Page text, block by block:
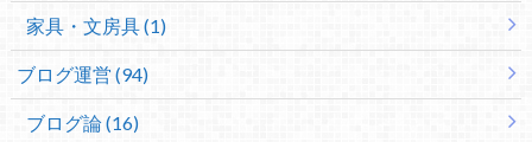
家具・文房具 (1)
ブログ運営 (94)
ブログ論 (16)